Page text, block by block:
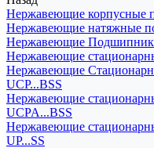
Нержавеющие корпусные
Нержавеющие натяжные
Нержавеющие
Нержавеющие
Нержавеющие
UCP...BSS
Нержавеющие
UCPA...BSS
Нержавеющие
UP...SS